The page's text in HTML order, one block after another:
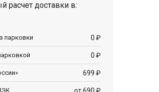
расчет доставки в:
парковки 0 ₽
0 ₽
699 ₽
от 690 ₽